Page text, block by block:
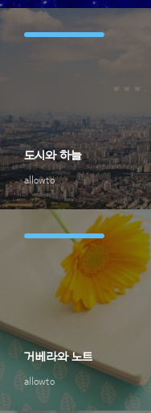
allowto
도시와 하늘
allowto
거베라와 노트